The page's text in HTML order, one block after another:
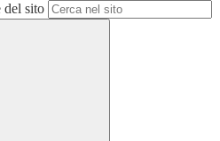
del sito